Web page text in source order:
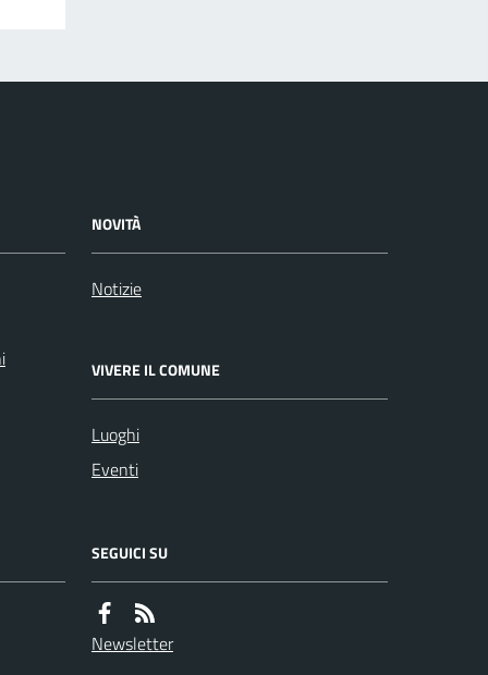
NOVITÀ
Notizie
VIVERE IL COMUNE
Luoghi
Eventi
SEGUICI SU
Newsletter